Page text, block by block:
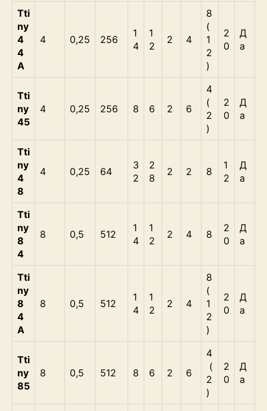
Tti
ny
4
4
А
4 0,25 256
1
4
1
2
2 4
8
(
1
2
)
2
0
Д
а
Tti
ny
45
4 0,25 256 8 6 2 6
4
(
2
)
2
0
Д
а
Tti
ny
4
8
4 0,25 64
3
2
2
8
2 2 8
1
2
Д
а
Tti
ny
8
4
8 0,5 512
1
4
1
2
2 4 8
2
0
Д
а
Tti
ny
8
4
А
8 0,5 512
1
4
1
2
2 4
8
(
1
2
)
2
0
Д
а
Tti
ny
85
8 0,5 512 8 6 2 6
4
(
2
)
2
0
Д
а